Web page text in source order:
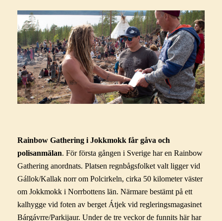
Rainbow Gathering i Jokkmokk får gåva och
polisanmälan. För första gången i Sverige har en Rainbow
Gathering anordnats. Platsen regnbågsfolket valt ligger vid
Gállok/Kallak norr om Polcirkeln, cirka 50 kilometer väster
om Jokkmokk i Norrbottens län. Närmare bestämt på ett
kalhygge vid foten av berget Átjek vid regleringsmagasinet
Bárgávrre/Parkijaur. Under de tre veckor de funnits här har